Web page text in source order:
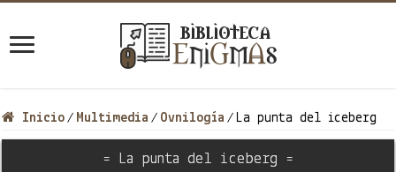
Inicio / Multimedia / Ovnilogía / La punta del iceberg
= La punta del iceberg =